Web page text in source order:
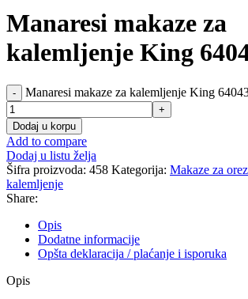
Manaresi makaze za
kalemljenje King
Manaresi makaze za kalemljenje King
Dodaj u korpu
Add to compare
Dodaj u listu želja
Šifra proizvoda: 458 Kategorija: Makaze za
kalemljenje
Share:
Opis
Dodatne informacije
Opšta deklaracija / plaćanje i isporuka
Opis